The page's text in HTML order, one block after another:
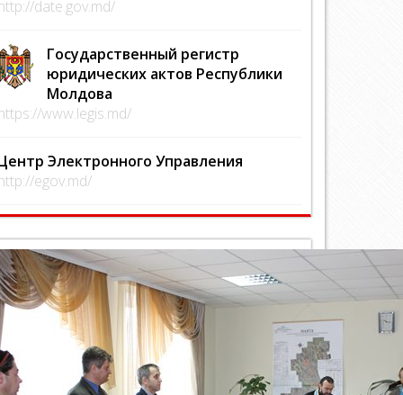
date.gov.md/
Государственный регистр
юридических актов Республики
Молдова
www.legis.md/
Электронного Управления
egov.md/